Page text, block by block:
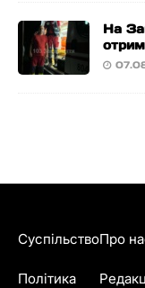
На
Суспільство
Політика
Про